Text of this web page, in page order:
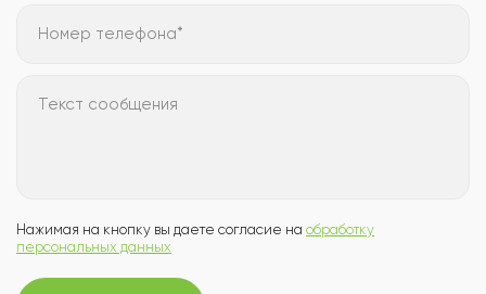
Номер телефона*
Текст сообщения
Нажимая на кнопку вы даете согласие на обработку
персональных данных